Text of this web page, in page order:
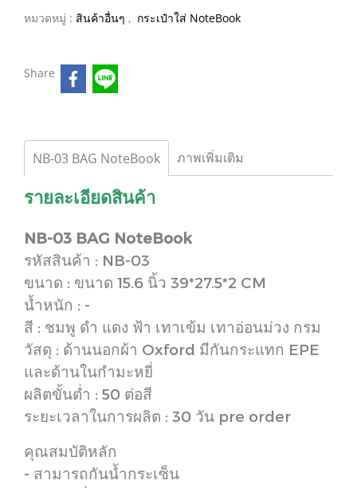
หมวดหมู่ : สินค้าอื่นๆ , กระเป๋าใส่ NoteBook
Share
NB-03 BAG NoteBook ภาพเพิ่มเติม
รายละเอียดสินค้า
NB-03 BAG NoteBook
รหัสสินค้า : NB-03
ขนาด : ขนาด 15.6 นิ้ว 39*27.5*2 CM
น้ำหนัก : -
สี : ชมพู ดำ แดง ฟ้า เทาเข้ม เทาอ่อนม่วง กรม
วัสดุ : ด้านนอกผ้า Oxford มีกันกระแทก EPE
และด้านในกำมะหยี่
ผลิตขั้นต่ำ : 50 ต่อสี
ระยะเวลาในการผลิต : 30 วัน pre order
คุณสมบัติหลัก
- สามารถกันน้ำกระเซ็น